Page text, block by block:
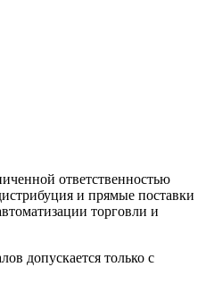
ответственностью
и прямые поставки
торговли и
допускается только с